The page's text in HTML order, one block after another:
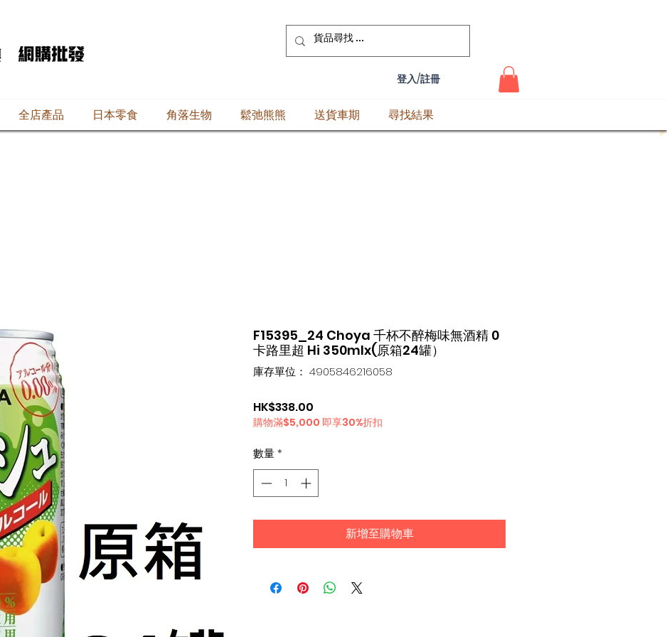
登入/註冊
全店產品 日本零食 角落生物 鬆弛熊熊 送貨車期 尋找結果
F15395_24 Choya 千杯不醉梅味無酒精 0
卡路里超 Hi 350mlx(原箱24罐）
庫存單位： 4905846216058
HK$338.00
格
購物滿$5,000 即享30%折扣
數量*
新增至購物車